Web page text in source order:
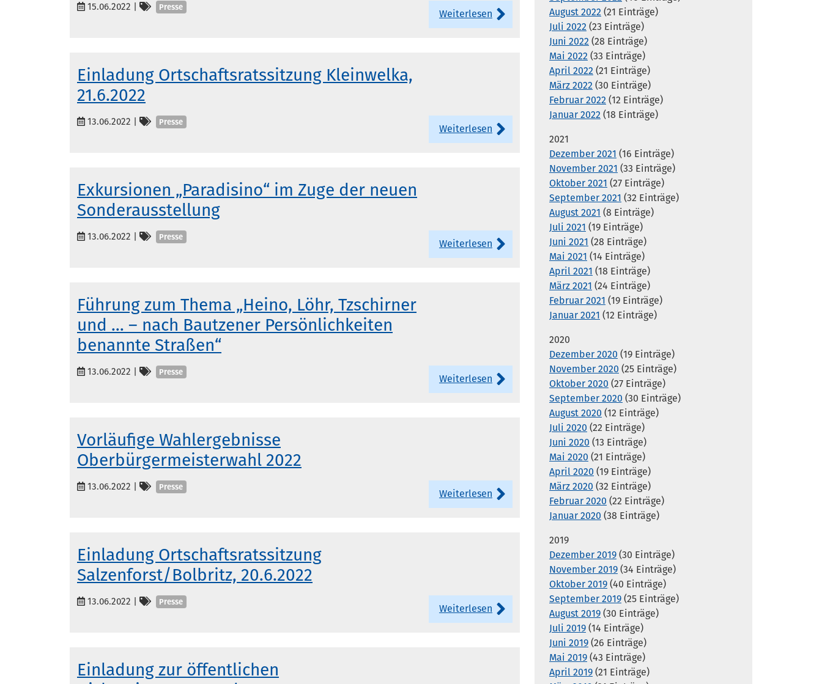
15.06.2022 | Kategorien
Presse
Weiterlesen
Einladung Ortschaftsratssitzung Kleinwelka,
21.6.2022
13.06.2022 | Kategorien
Presse
Weiterlesen
Exkursionen „Paradisino“ im Zuge der neuen
Sonderausstellung
13.06.2022 | Kategorien
Presse
Weiterlesen
Führung zum Thema „Heino, Löhr, Tzschirner
und … – nach Bautzener Persönlichkeiten
benannte Straßen“
13.06.2022 | Kategorien
Presse
Weiterlesen
Vorläufige Wahlergebnisse
Oberbürgermeisterwahl 2022
13.06.2022 | Kategorien
Presse
Weiterlesen
Einladung Ortschaftsratssitzung
Salzenforst/Bolbritz, 20.6.2022
13.06.2022 | Kategorien
Presse
Weiterlesen
Einladung zur öffentlichen
August 2022 (21 Einträge)
Juli 2022 (23 Einträge)
Juni 2022 (28 Einträge)
Mai 2022 (33 Einträge)
April 2022 (21 Einträge)
März 2022 (30 Einträge)
Februar 2022 (12 Einträge)
Januar 2022 (18 Einträge)
2021
Dezember 2021 (16 Einträge)
November 2021 (33 Einträge)
Oktober 2021 (27 Einträge)
September 2021 (32 Einträge)
August 2021 (8 Einträge)
Juli 2021 (19 Einträge)
Juni 2021 (28 Einträge)
Mai 2021 (14 Einträge)
April 2021 (18 Einträge)
März 2021 (24 Einträge)
Februar 2021 (19 Einträge)
Januar 2021 (12 Einträge)
2020
Dezember 2020 (19 Einträge)
November 2020 (25 Einträge)
Oktober 2020 (27 Einträge)
September 2020 (30 Einträge)
August 2020 (12 Einträge)
Juli 2020 (22 Einträge)
Juni 2020 (13 Einträge)
Mai 2020 (21 Einträge)
April 2020 (19 Einträge)
März 2020 (32 Einträge)
Februar 2020 (22 Einträge)
Januar 2020 (38 Einträge)
2019
Dezember 2019 (30 Einträge)
November 2019 (34 Einträge)
Oktober 2019 (40 Einträge)
September 2019 (25 Einträge)
August 2019 (30 Einträge)
Juli 2019 (14 Einträge)
Juni 2019 (26 Einträge)
Mai 2019 (43 Einträge)
April 2019 (21 Einträge)